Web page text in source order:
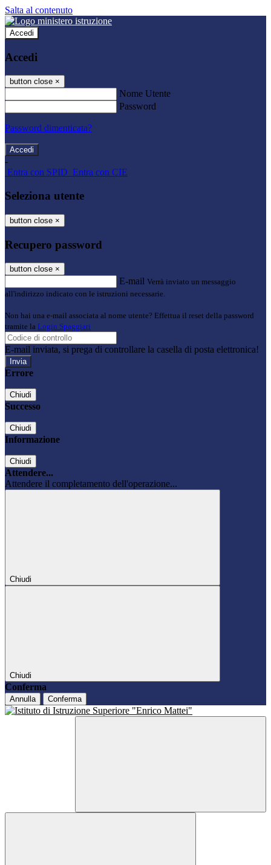
Salta al contenuto
Accedi
Accedi
button close ×
Nome Utente
Password
Password dimenticata?
-
Entra con SPID Entra con CIE
Seleziona utente
button close ×
Recupero password
button close ×
E-mail Verrà inviato un messaggio
all'indirizzo indicato con le istruzioni necessarie.
Non hai una e-mail associata al nome utente? Effettua il reset della password
tramite la Login Spaggiari
E-mail inviata, si prega di controllare la casella di posta elettronica!
Errore
Chiudi
Successo
Chiudi
Informazione
Chiudi
Attendere...
Attendere il completamento dell'operazione...
Chiudi
Chiudi
Conferma
Annulla Conferma